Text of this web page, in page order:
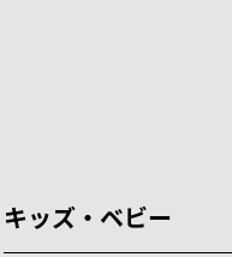
キッズ・ベビー